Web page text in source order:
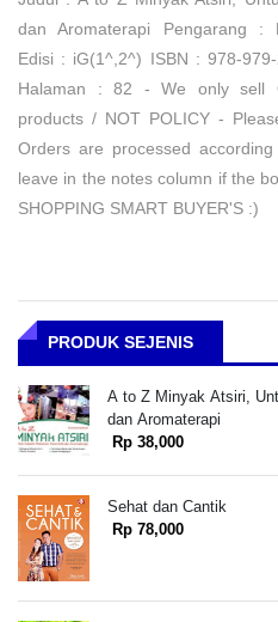
dan Aromaterapi Pengarang :
Edisi : iG(1^,2^) ISBN : 978-
Halaman : 82 - We only sell
products / NOT POLICY -
Orders are processed
leave in the notes column if the
SHOPPING SMART BUYER'S :)
PRODUK SEJENIS
A to Z Minyak Atsiri,
dan Aromaterapi
Rp 38,000
Sehat dan Cantik
Rp 78,000